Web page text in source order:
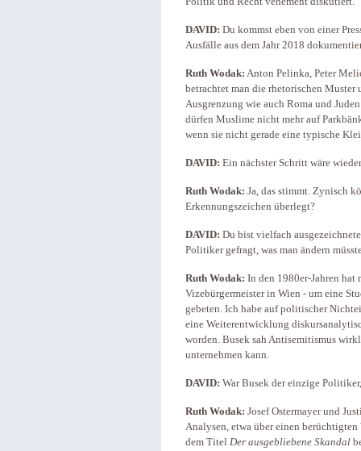
DAVID: Du kommst eben von einer
Ausfälle aus dem Jahr 2018
Ruth Wodak: Anton Pelinka, Peter
betrachtet man die rhetorischen
Ausgrenzung wie auch Roma und
dürfen Muslime nicht mehr auf
wenn sie nicht gerade eine typische
DAVID: Ein nächster Schritt wäre
Ruth Wodak: Ja, das stimmt. Zynisch
Erkennungszeichen überlegt?
DAVID: Du bist vielfach
Politiker gefragt, was man ändern
Ruth Wodak: In den 1980er-Jahren hat
Vizebürgermeister in Wien - um eine
gebeten. Ich habe auf politischer
eine Weiterentwicklung
worden. Busek sah Antisemitismus
unternehmen kann.
DAVID: War Busek der einzige
Ruth Wodak: Josef Ostermayer und
Analysen, etwa über einen
dem Titel Der ausgebliebene Skandal